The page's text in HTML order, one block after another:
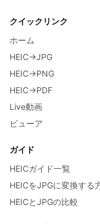
クイックリンク
ホーム
HEIC→JPG
HEIC→PNG
HEIC→PDF
Live動画
ビューア
ガイド
HEICガイド一覧
HEICをJPGに変換する
HEICとJPGの比較